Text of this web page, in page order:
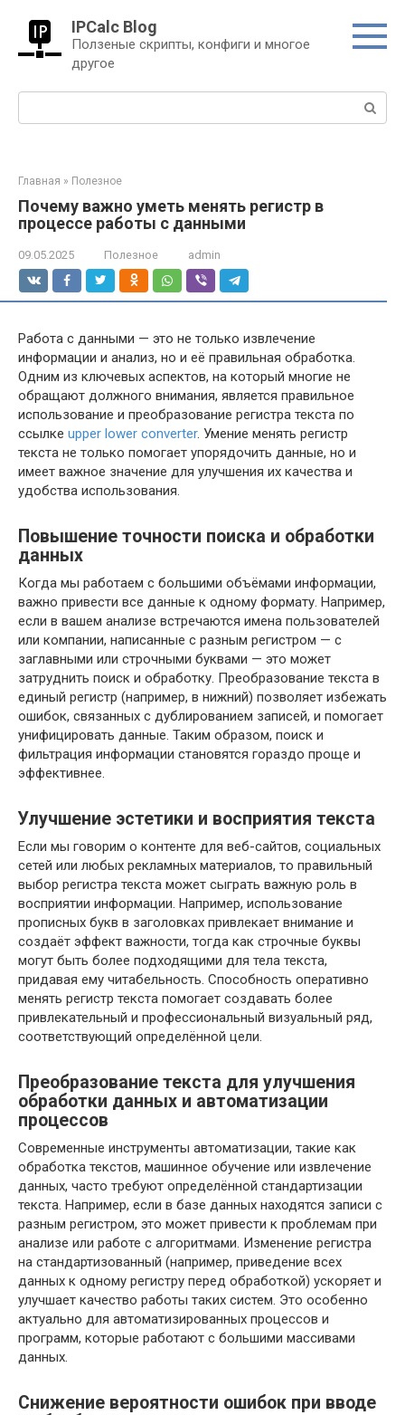
контенту
IPCalc Blog
Ползеные скрипты, конфиги и многое
другое
Поиск:
Главная » Полезное
Почему важно уметь менять регистр в
процессе работы с данными
09.05.2025 Полезное admin
Работа с данными — это не только извлечение
информации и анализ, но и её правильная обработка.
Одним из ключевых аспектов, на который многие не
обращают должного внимания, является правильное
использование и преобразование регистра текста по
ссылке upper lower converter. Умение менять регистр
текста не только помогает упорядочить данные, но и
имеет важное значение для улучшения их качества и
удобства использования.
Повышение точности поиска и обработки
данных
Когда мы работаем с большими объёмами информации,
важно привести все данные к одному формату. Например,
если в вашем анализе встречаются имена пользователей
или компании, написанные с разным регистром — с
заглавными или строчными буквами — это может
затруднить поиск и обработку. Преобразование текста в
единый регистр (например, в нижний) позволяет избежать
ошибок, связанных с дублированием записей, и помогает
унифицировать данные. Таким образом, поиск и
фильтрация информации становятся гораздо проще и
эффективнее.
Улучшение эстетики и восприятия текста
Если мы говорим о контенте для веб-сайтов, социальных
сетей или любых рекламных материалов, то правильный
выбор регистра текста может сыграть важную роль в
восприятии информации. Например, использование
прописных букв в заголовках привлекает внимание и
создаёт эффект важности, тогда как строчные буквы
могут быть более подходящими для тела текста,
придавая ему читабельность. Способность оперативно
менять регистр текста помогает создавать более
привлекательный и профессиональный визуальный ряд,
соответствующий определённой цели.
Преобразование текста для улучшения
обработки данных и автоматизации
процессов
Современные инструменты автоматизации, такие как
обработка текстов, машинное обучение или извлечение
данных, часто требуют определённой стандартизации
текста. Например, если в базе данных находятся записи с
разным регистром, это может привести к проблемам при
анализе или работе с алгоритмами. Изменение регистра
на стандартизованный (например, приведение всех
данных к одному регистру перед обработкой) ускоряет и
улучшает качество работы таких систем. Это особенно
актуально для автоматизированных процессов и
программ, которые работают с большими массивами
данных.
Снижение вероятности ошибок при вводе